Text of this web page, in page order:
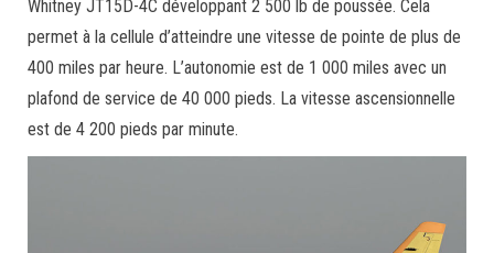
Whitney JT15D-4C développant 2 500 lb de poussée. Cela
permet à la cellule d’atteindre une vitesse de pointe de plus de
400 miles par heure. L’autonomie est de 1 000 miles avec un
plafond de service de 40 000 pieds. La vitesse ascensionnelle
est de 4 200 pieds par minute.